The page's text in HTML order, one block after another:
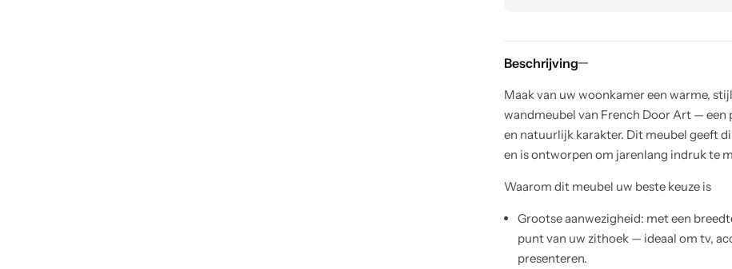
Beschrijving
Maak van uw woonkamer een warme,
wandmeubel van French Door Art —
en natuurlijk karakter. Dit meubel geeft
en is ontworpen om jarenlang indruk te
Waarom dit meubel uw beste keuze is
Grootse aanwezigheid: met een
punt van uw zithoek — ideaal om tv,
presenteren.